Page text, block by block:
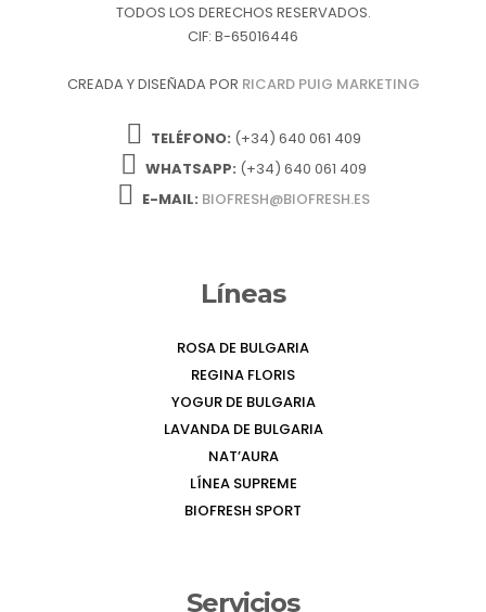
TODOS LOS DERECHOS RESERVADOS.
CIF: B-65016446
CREADA Y DISEÑADA POR RICARD PUIG MARKETING
TELÉFONO: (+34) 640 061 409
WHATSAPP: (+34) 640 061 409
E-MAIL: BIOFRESH@BIOFRESH.ES
Líneas
ROSA DE BULGARIA
REGINA FLORIS
YOGUR DE BULGARIA
LAVANDA DE BULGARIA
NAT’AURA
LÍNEA SUPREME
BIOFRESH SPORT
Servicios